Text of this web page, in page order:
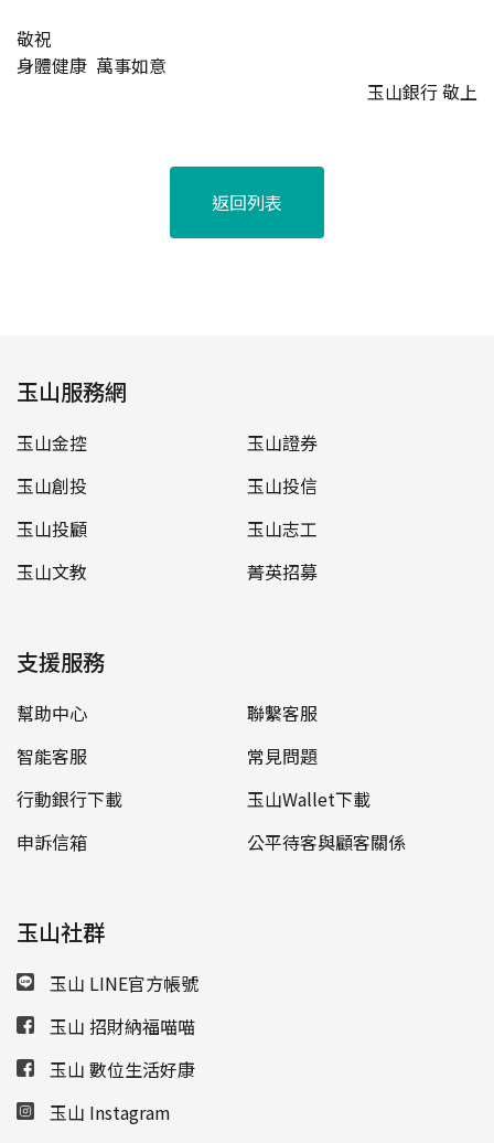
敬祝
身體健康 萬事如意
玉山銀行 敬上
返回列表
玉山服務網
玉山金控
玉山證券
玉山創投
玉山投信
玉山投顧
玉山志工
玉山文教
菁英招募
支援服務
幫助中心
聯繫客服
智能客服
常見問題
行動銀行下載
玉山Wallet下載
申訴信箱
公平待客與顧客關係
玉山社群
玉山 LINE官方帳號
玉山 招財納福喵喵
玉山 數位生活好康
玉山 Instagram